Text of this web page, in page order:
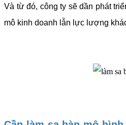
Và từ đó, công ty sẽ dần phát
mô kinh doanh lẫn lực lượng